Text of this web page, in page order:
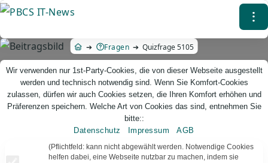
Direkt
Inhalt
⁝
Fragen Quizfrage 5105
PBCS IT-News – IT. Web. Einfach. Webdesign, Analyse & Beratung
Wir verwenden nur 1st-Party-Cookies, die von dieser Webseite ausgestellt
werden und technisch notwendig sind. Wenn Sie Komfort-Cookies
zulassen, dürfen wir auch Cookies setzen, die Ihren Komfort erhöhen und
Präferenzen speichern. Welche Art von Cookies das sind, entnehmen Sie
bitte::
Datenschutz
Impressum AGB
(Pflichtfeld: kann nicht abgewählt werden. Notwendige Cookies
helfen dabei, eine Webseite nutzbar zu machen, indem sie